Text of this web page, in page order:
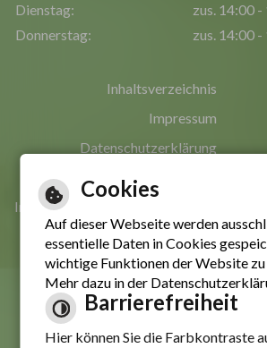
Dienstag:
Donnerstag:
zus. 14:00
zus. 14:00
Inhaltsverzeichnis
Impressum
Datenschutzerklärung
Erklärung zur Barrierefreiheit
Informationen in leichter Sprache
Cookies
Auf dieser Webseite werden
essentielle Daten in Cookies
wichtige Funktionen der Website
Mehr dazu in der
Barrierefreiheit
Hier können Sie die Farbkontraste